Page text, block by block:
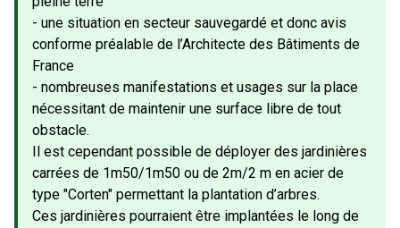
- une situation en secteur sauvegardé et donc avis
conforme préalable de l’Architecte des Bâtiments de
France
- nombreuses manifestations et usages sur la place
nécessitant de maintenir une surface libre de tout
obstacle.
Il est cependant possible de déployer des jardinières
carrées de 1m50/1m50 ou de 2m/2 m en acier de
type "Corten" permettant la plantation d’arbres.
Ces jardinières pourraient être implantées le long de